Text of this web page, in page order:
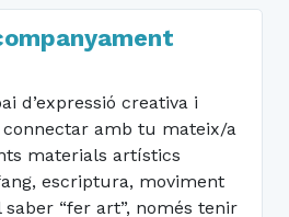
d’expressió creativa i
amb tu mateix/a
materials artístics
escriptura, moviment
“fer art”, només tenir